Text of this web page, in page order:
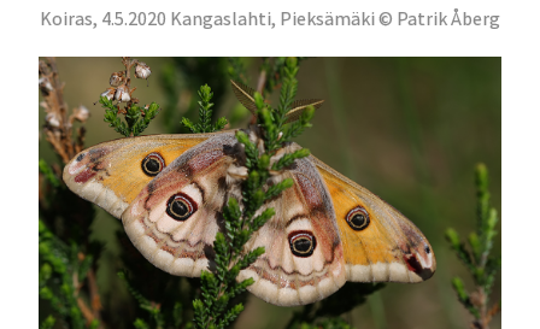
Koiras, 4.5.2020 Kangaslahti, Pieksämäki © Patrik Åberg